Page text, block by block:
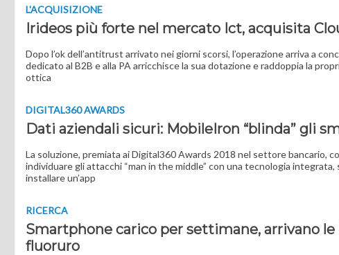
L'ACQUISIZIONE
Irideos più forte nel mercato Ict, acquisita
Dopo l’ok dell’antitrust arrivato nei giorni scorsi, l’operazione arriva a
dedicato al B2B e alla PA arricchisce la sua dotazione e raddoppia la
ottica
DIGITAL360 AWARDS
Dati aziendali sicuri: MobileIron “blinda” gli
La soluzione, premiata ai Digital360 Awards 2018 nel settore bancario,
individuare gli attacchi “man in the middle” con una tecnologia integrata,
installare un’app
RICERCA
Smartphone carico per settimane, arrivano
fluoruro